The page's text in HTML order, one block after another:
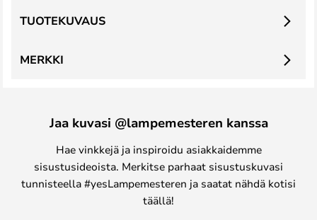
TUOTEKUVAUS
MERKKI
Jaa kuvasi @lampemesteren kanssa
Hae vinkkejä ja inspiroidu asiakkaidemme
sisustusideoista. Merkitse parhaat sisustuskuvasi
tunnisteella #yesLampemesteren ja saatat nähdä kotisi
täällä!